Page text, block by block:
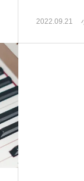
2022.09.21